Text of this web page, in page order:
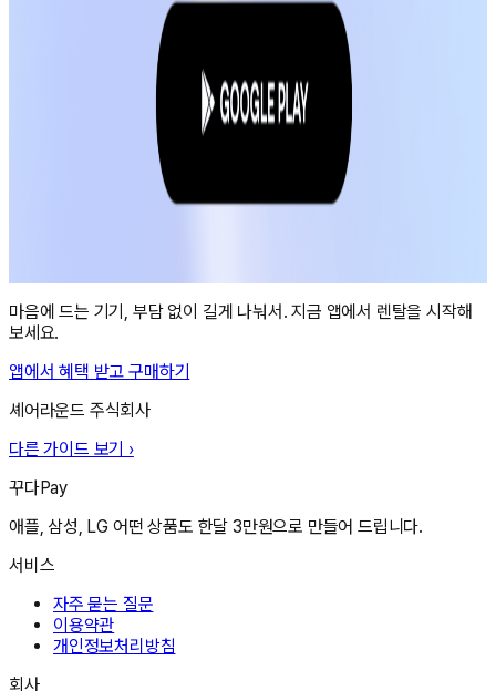
마음에 드는 기기, 부담 없이 길게 나눠서. 지금 앱에서 렌탈을 시작해
보세요.
앱에서 혜택 받고 구매하기
셰어라운드 주식회사
다른 가이드 보기 ›
꾸다Pay
애플, 삼성, LG 어떤 상품도 한달 3만원으로 만들어 드립니다.
서비스
자주 묻는 질문
이용약관
개인정보처리방침
회사